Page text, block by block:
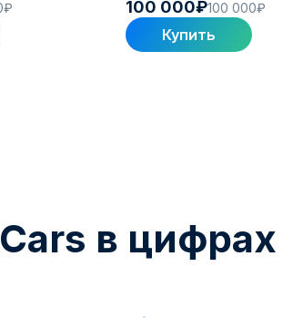
100 000₽100 000₽
Купить
в цифрах